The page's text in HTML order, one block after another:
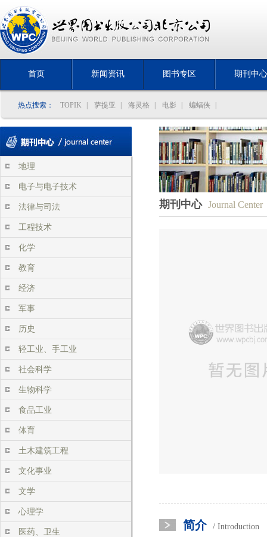
首页 新闻资讯 图书专区 期刊中心
热点搜索： TOPIK 萨提亚 海灵格 电影 蝙蝠侠
地理
电子与电子技术
法律与司法
工程技术
化学
教育
经济
军事
历史
轻工业、手工业
社会科学
生物科学
食品工业
体育
土木建筑工程
文化事业
文学
心理学
医药、卫生
期刊中心 Journal Center
简介 / Introduction